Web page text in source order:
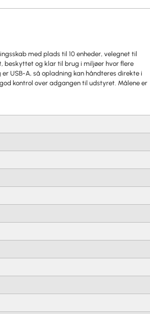
med plads til 10 enheder, velegnet til
beskyttet og klar til brug i miljøer hvor flere
USB-A, så opladning kan håndteres direkte i
kontrol over adgangen til udstyret. Målene er